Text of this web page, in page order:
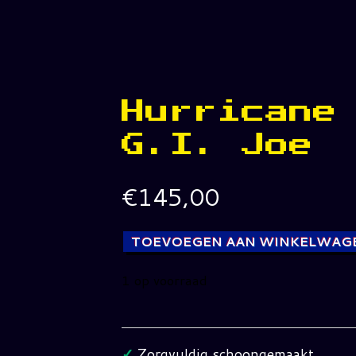
Hurricane
G.I. Joe
€145,00
TOEVOEGEN AAN
1 op voorraad
G.I.
Joe